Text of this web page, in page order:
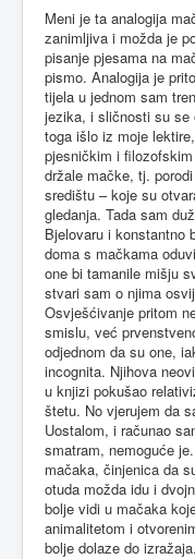
Meni je ta analogija
zanimljiva i možda je
pisanje pjesama na
pismo. Analogija je
tijela u jednom sam
jezika, i sličnosti su se
toga išlo iz moje
pjesničkim i
držale mačke, tj.
središtu – koje su
gledanja. Tada sam
Bjelovaru i konstantno
doma s mačkama
one bi tamanile mišju
stvari sam o njima
Osvješćivanje pritom
smislu, već
odjednom da su one,
incognita. Njihova
u knjizi pokušao
štetu. No vjerujem da
Uostalom, i računao
smatram, nemoguće
mačaka, činjenica da
otuda možda idu i
bolje vidi u mačaka
animalitetom i
bolje dolaze do izražaja.